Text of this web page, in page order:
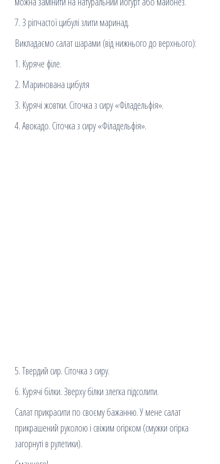
7. З ріпчастої цибулі злити маринад.
Викладаємо салат шарами (від нижнього до верхнього):
1. Куряче філе.
2. Маринована цибуля
3. Курячі жовтки. Сіточка з сиру «Філадельфія».
4. Авокадо. Сіточка з сиру «Філадельфія».
5. Твердий сир. Сіточка з сиру.
6. Курячі білки. Зверху білки злегка підсолити.
Салат прикрасити по своєму бажанню. У мене салат
прикрашений руколою і свіжим огірком (смужки огірка
загорнуті в рулетики).